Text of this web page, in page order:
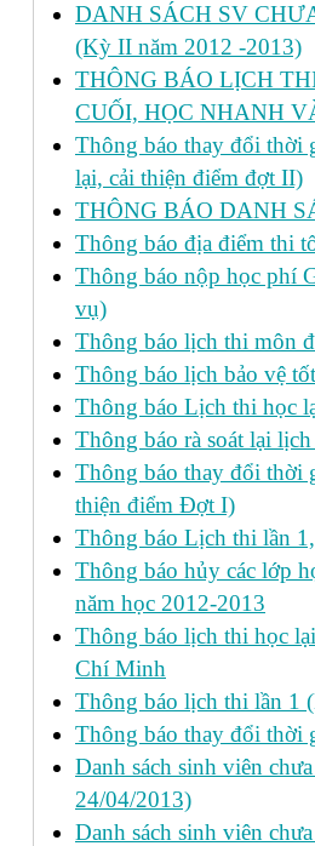
DANH SÁCH SV
(Kỳ II năm 2012 -2013)
THÔNG BÁO LỊCH
CUỐI, HỌC NHANH
Thông báo thay đổi thời
lại, cải thiện điểm đợt II)
THÔNG BÁO DANH
Thông báo địa điểm thi
Thông báo nộp học phí
vụ)
Thông báo lịch thi môn
Thông báo lịch bảo vệ
Thông báo Lịch thi học
Thông báo rà soát lại
Thông báo thay đổi thời
thiện điểm Đợt I)
Thông báo Lịch thi lần
Thông báo hủy các lớp
năm học 2012-2013
Thông báo lịch thi học
Chí Minh
Thông báo lịch thi lần 1
Thông báo thay đổi thời
Danh sách sinh viên
24/04/2013)
Danh sách sinh viên